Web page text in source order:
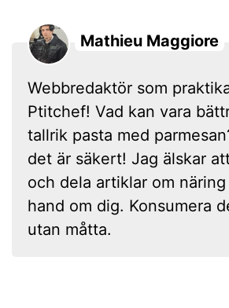
Mathieu Maggiore
Webbredaktör som
Ptitchef! Vad kan vara
tallrik pasta med
det är säkert! Jag älskar
och dela artiklar om
hand om dig. Konsumera
utan måtta.